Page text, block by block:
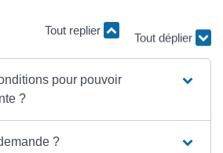
Tout replier
Tout déplier
pour pouvoir
?
?